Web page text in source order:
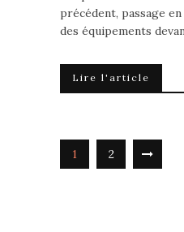
précédent, passage
des équipements
Lire l'article
1 2